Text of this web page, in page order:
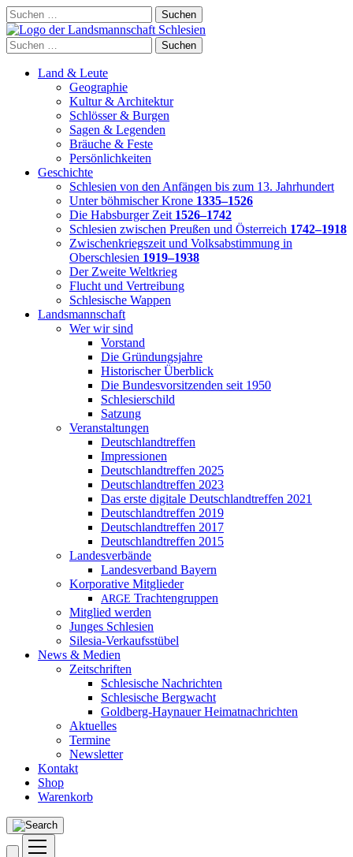
Skip
to
content
Suchen
nach:
Suchen
nach:
Land & Leute
Geographie
Kultur & Architektur
Schlösser & Burgen
Sagen & Legenden
Bräuche & Feste
Persönlichkeiten
Geschichte
Schlesien von den Anfängen bis zum 13. Jahrhundert
Unter böhmischer Krone 1335–1526
Die Habsburger Zeit 1526–1742
Schlesien zwischen Preußen und Österreich 1742–1918
Zwischenkriegszeit und Volksabstimmung in
Oberschlesien 1919–1938
Der Zweite Weltkrieg
Flucht und Vertreibung
Schlesische Wappen
Landsmannschaft
Wer wir sind
Vorstand
Die Gründungsjahre
Historischer Überblick
Die Bundesvorsitzenden seit 1950
Schlesierschild
Satzung
Veranstaltungen
Deutschlandtreffen
Impressionen
Deutschlandtreffen 2025
Deutschlandtreffen 2023
Das erste digitale Deutschlandtreffen 2021
Deutschlandtreffen 2019
Deutschlandtreffen 2017
Deutschlandtreffen 2015
Landesverbände
Landesverband Bayern
Korporative Mitglieder
ARGE Trachtengruppen
Mitglied werden
Junges Schlesien
Silesia-Verkaufsstübel
News & Medien
Zeitschriften
Schlesische Nachrichten
Schlesische Bergwacht
Goldberg-Haynauer Heimatnachrichten
Aktuelles
Termine
Newsletter
Kontakt
Shop
Warenkorb